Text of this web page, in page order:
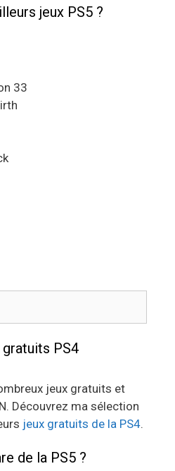
jeux PS5 ?
33
PS4
jeux gratuits et
Découvrez ma sélection
jeux gratuits de la PS4.
de la PS5 ?